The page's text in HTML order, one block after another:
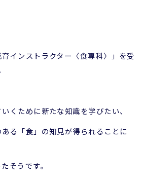
インストラクター〈食専科〉」を受
くために新たな知識を学びたい、
る「食」の知見が得られることに
そうです。